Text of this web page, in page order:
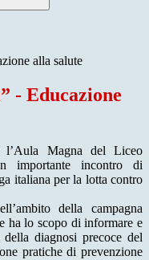
alla salute
- Educazione
l’Aula Magna del Liceo
importante incontro di
italiana per la lotta contro
della campagna
ha lo scopo di informare e
diagnosi precoce del
pratiche di prevenzione